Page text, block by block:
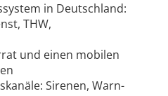
in Deutschland:
THW,
und einen mobilen
Sirenen, Warn-